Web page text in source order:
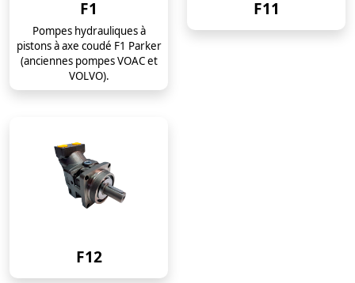
F1
Pompes hydrauliques à
pistons à axe coudé F1 Parker
(anciennes pompes VOAC et
VOLVO).
F11
F12